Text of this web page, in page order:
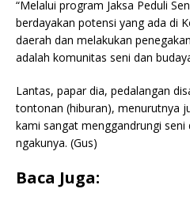
“Melalui program Jaksa Peduli
berdayakan potensi yang ada di
daerah dan melakukan
adalah komunitas seni dan
Lantas, papar dia, pedalangan
tontonan (hiburan), menurutnya
kami sangat menggandrungi seni
ngakunya. (Gus)
Baca Juga: